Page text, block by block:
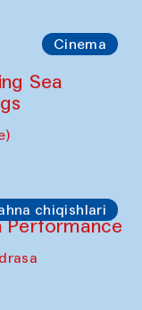
Cinema
Sea
chiqishlari
Performance